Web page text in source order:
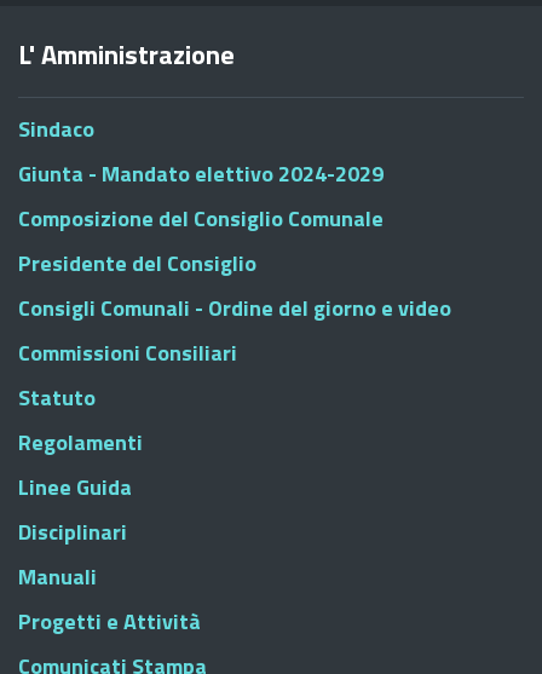
L' Amministrazione
Sindaco
Giunta - Mandato elettivo 2024-2029
Composizione del Consiglio Comunale
Presidente del Consiglio
Consigli Comunali - Ordine del giorno e video
Commissioni Consiliari
Statuto
Regolamenti
Linee Guida
Disciplinari
Manuali
Progetti e Attività
Comunicati Stampa